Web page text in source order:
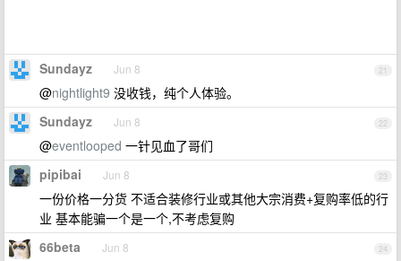
21
Sundayz Jun 8
@nightlight9 没收钱，纯个人体验。
22
Sundayz Jun 8
@eventlooped 一针见血了哥们
23
pipibai Jun 8
一份价格一分货 不适合装修行业或其他大宗消费+复购率低的行
业 基本能骗一个是一个,不考虑复购
24
66beta Jun 8